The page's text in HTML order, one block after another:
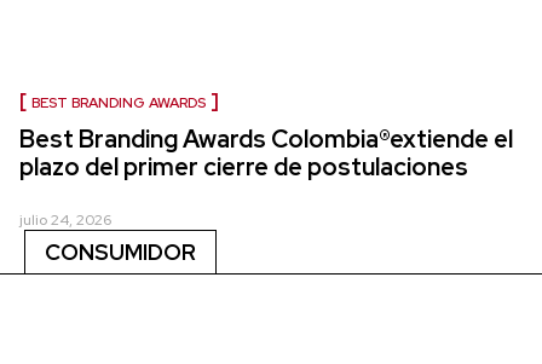
BEST BRANDING AWARDS
Best Branding Awards Colombia®extiende el
plazo del primer cierre de postulaciones
julio 24, 2026
CONSUMIDOR